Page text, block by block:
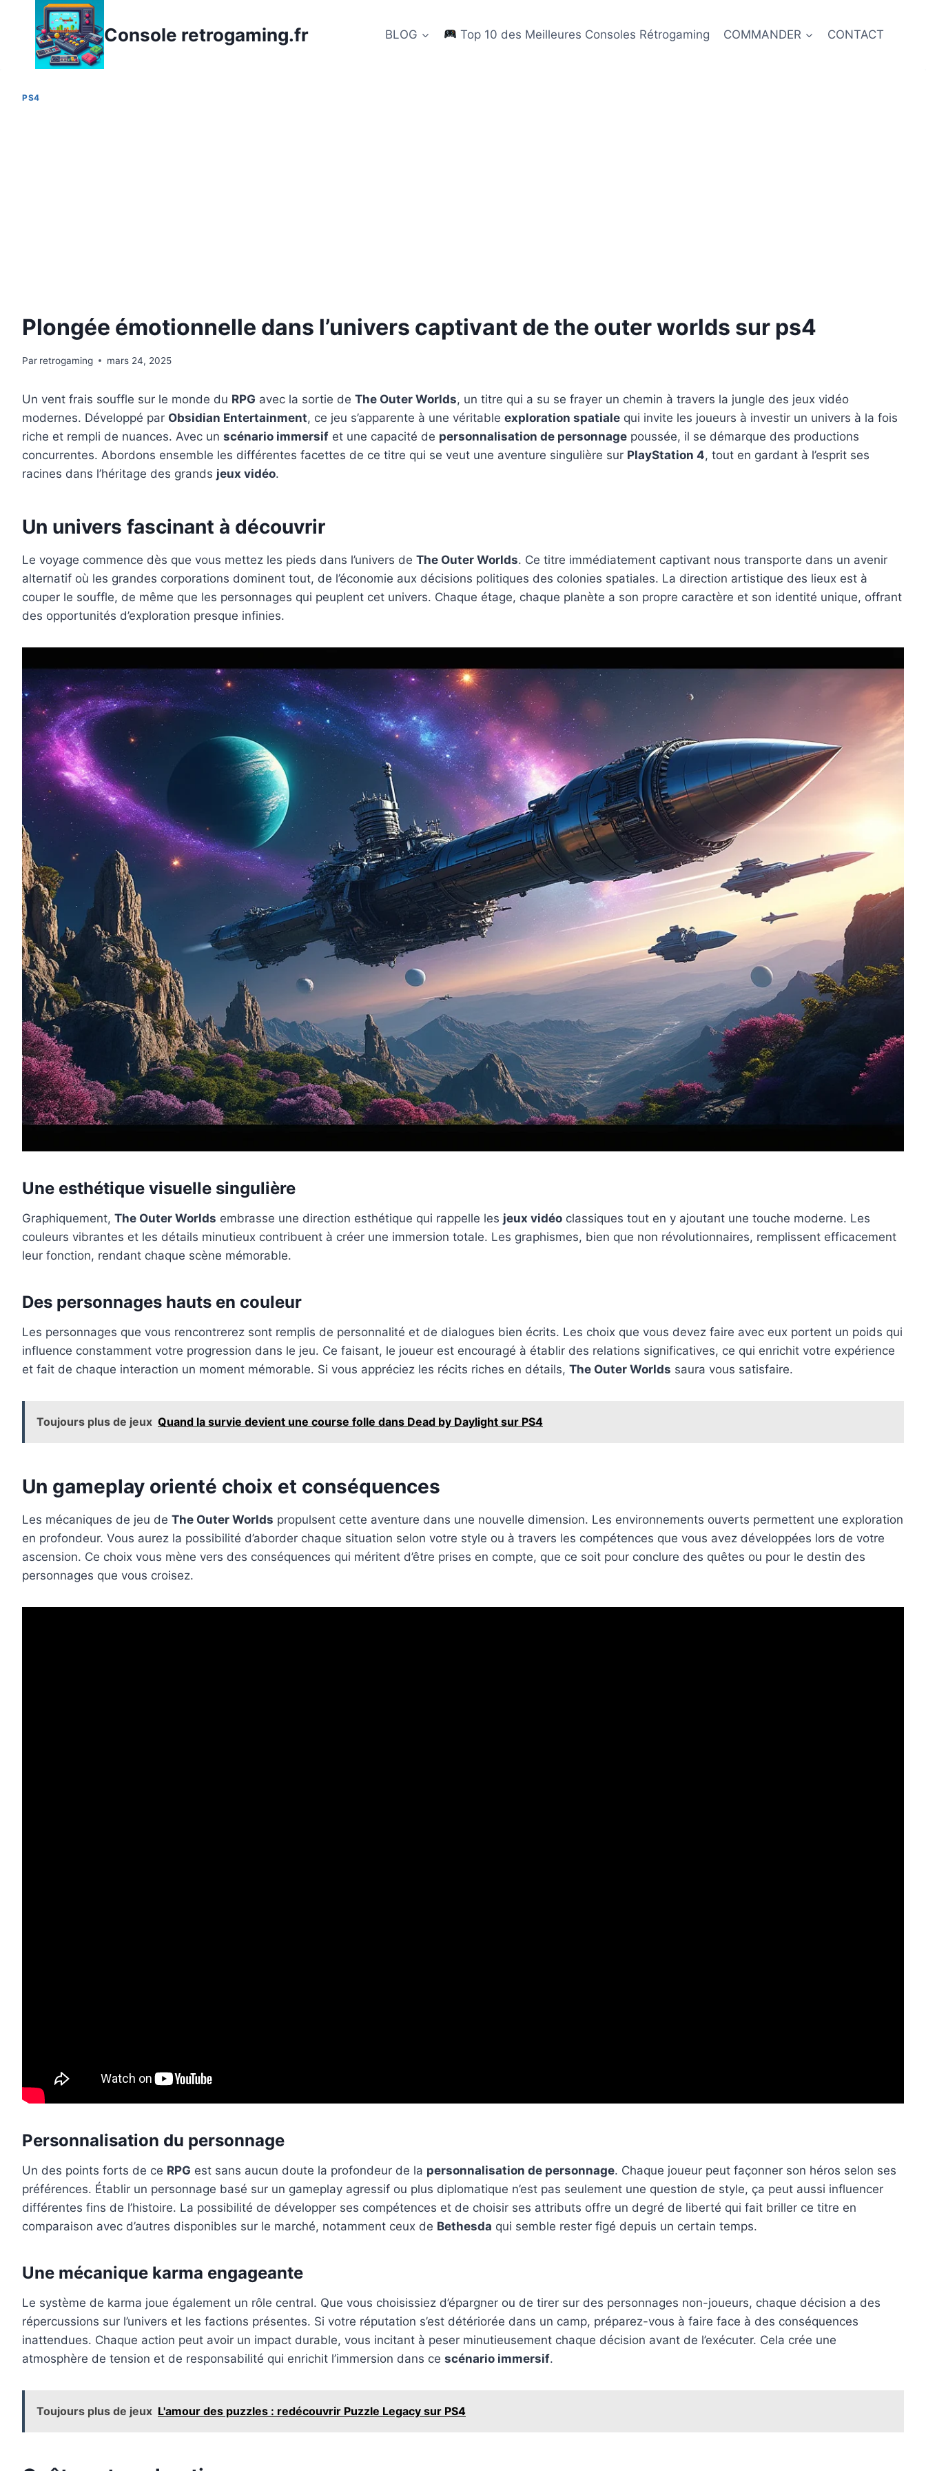
contenu
Console retrogaming.fr BLOG Top 10 des Meilleures Consoles Rétrogaming COMMANDER CONTACT
PS4
Plongée émotionnelle dans l’univers captivant de the outer worlds sur ps4
Par retrogaming mars 24, 2025
Un vent frais souffle sur le monde du RPG avec la sortie de The Outer Worlds, un titre qui a su se frayer un chemin à travers la jungle des jeux vidéo
modernes. Développé par Obsidian Entertainment, ce jeu s’apparente à une véritable exploration spatiale qui invite les joueurs à investir un univers à la fois
riche et rempli de nuances. Avec un scénario immersif et une capacité de personnalisation de personnage poussée, il se démarque des productions
concurrentes. Abordons ensemble les différentes facettes de ce titre qui se veut une aventure singulière sur PlayStation 4, tout en gardant à l’esprit ses
racines dans l’héritage des grands jeux vidéo.
Un univers fascinant à découvrir
Le voyage commence dès que vous mettez les pieds dans l’univers de The Outer Worlds. Ce titre immédiatement captivant nous transporte dans un avenir
alternatif où les grandes corporations dominent tout, de l’économie aux décisions politiques des colonies spatiales. La direction artistique des lieux est à
couper le souffle, de même que les personnages qui peuplent cet univers. Chaque étage, chaque planète a son propre caractère et son identité unique, offrant
des opportunités d’exploration presque infinies.
Une esthétique visuelle singulière
Graphiquement, The Outer Worlds embrasse une direction esthétique qui rappelle les jeux vidéo classiques tout en y ajoutant une touche moderne. Les
couleurs vibrantes et les détails minutieux contribuent à créer une immersion totale. Les graphismes, bien que non révolutionnaires, remplissent efficacement
leur fonction, rendant chaque scène mémorable.
Des personnages hauts en couleur
Les personnages que vous rencontrerez sont remplis de personnalité et de dialogues bien écrits. Les choix que vous devez faire avec eux portent un poids qui
influence constamment votre progression dans le jeu. Ce faisant, le joueur est encouragé à établir des relations significatives, ce qui enrichit votre expérience
et fait de chaque interaction un moment mémorable. Si vous appréciez les récits riches en détails, The Outer Worlds saura vous satisfaire.
Toujours plus de jeux Quand la survie devient une course folle dans Dead by Daylight sur PS4
Un gameplay orienté choix et conséquences
Les mécaniques de jeu de The Outer Worlds propulsent cette aventure dans une nouvelle dimension. Les environnements ouverts permettent une exploration
en profondeur. Vous aurez la possibilité d’aborder chaque situation selon votre style ou à travers les compétences que vous avez développées lors de votre
ascension. Ce choix vous mène vers des conséquences qui méritent d’être prises en compte, que ce soit pour conclure des quêtes ou pour le destin des
personnages que vous croisez.
Personnalisation du personnage
Un des points forts de ce RPG est sans aucun doute la profondeur de la personnalisation de personnage. Chaque joueur peut façonner son héros selon ses
préférences. Établir un personnage basé sur un gameplay agressif ou plus diplomatique n’est pas seulement une question de style, ça peut aussi influencer
différentes fins de l’histoire. La possibilité de développer ses compétences et de choisir ses attributs offre un degré de liberté qui fait briller ce titre en
comparaison avec d’autres disponibles sur le marché, notamment ceux de Bethesda qui semble rester figé depuis un certain temps.
Une mécanique karma engageante
Le système de karma joue également un rôle central. Que vous choisissiez d’épargner ou de tirer sur des personnages non-joueurs, chaque décision a des
répercussions sur l’univers et les factions présentes. Si votre réputation s’est détériorée dans un camp, préparez-vous à faire face à des conséquences
inattendues. Chaque action peut avoir un impact durable, vous incitant à peser minutieusement chaque décision avant de l’exécuter. Cela crée une
atmosphère de tension et de responsabilité qui enrichit l’immersion dans ce scénario immersif.
Toujours plus de jeux L'amour des puzzles : redécouvrir Puzzle Legacy sur PS4